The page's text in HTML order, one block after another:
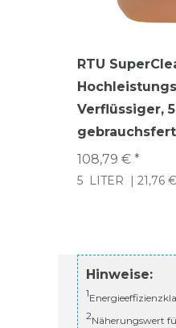
RTU
Verflüssiger,
108,79 € *
5 LITER | 21,76
Hinweise:
1
2Näherungswert